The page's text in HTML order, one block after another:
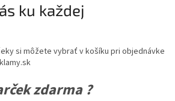
ku každej
si môžete vybrať v košíku pri objednávke
zdarma ?